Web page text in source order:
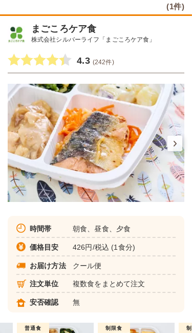
(1件)
まごころケア食
株式会社シルバーライフ「まごころケア食」
4.3 (242件)
時間帯 朝食、昼食、夕食
価格目安 426円/税込 (1食分)
お届け方法 クール便
注文単位 複数食をまとめて注文
安否確認 無
普通食 制限食